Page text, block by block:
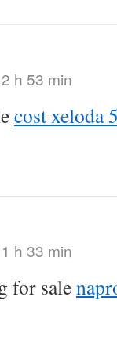
h 53 min
cost xeloda
h 33 min
for sale